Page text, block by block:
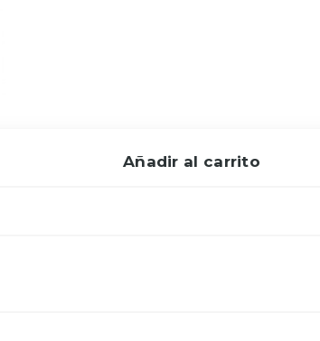
Añadir al carrito